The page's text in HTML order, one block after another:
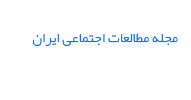
مجله مطالعات اجتماعی ایران